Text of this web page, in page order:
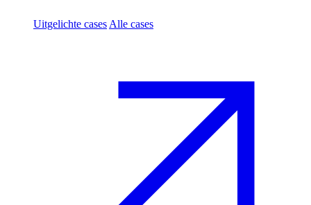
Uitgelichte cases Alle cases